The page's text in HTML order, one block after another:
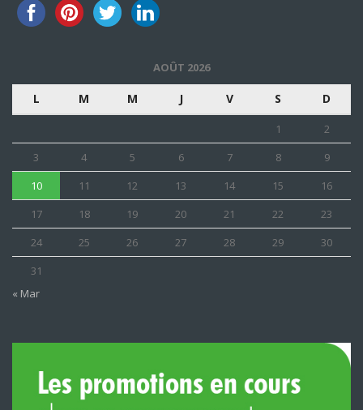
AOÛT 2026
L M M J V S D
1
2
3
4 5 6 7 8
9
10
11 12 13 14 15
16
17
18 19 20 21 22
23
24
25 26 27 28 29
30
31
« Mar